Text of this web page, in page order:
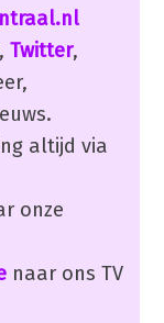
Twitter,
altijd via
onze
naar ons TV